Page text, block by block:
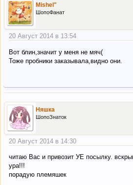
Mishel"
ШопоФанат
20 Август 2014 в 13:54
Вот блин,значит у меня не мяч(
Тоже пробники заказывала,видно они.
Няшка
ШопоЗнаток
20 Август 2014 в 14:30
читаю Вас и привозит УЕ посылку.
ура!!!
порадую племяшек